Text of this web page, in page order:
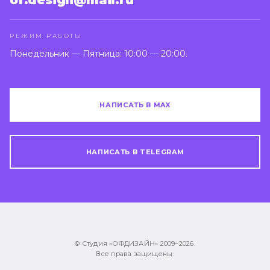
РЕЖИМ РАБОТЫ
Понедельник — Пятница: 10:00 — 20:00.
НАПИСАТЬ В MAX
НАПИСАТЬ В TELEGRAM
© Студия «ОФДИЗАЙН» 2009–2026
Все права защищены.